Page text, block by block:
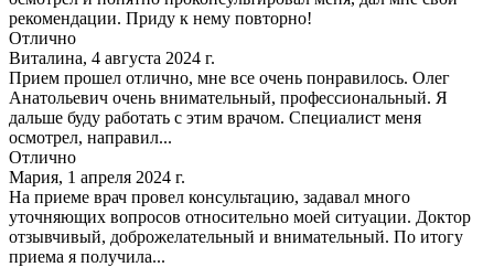
рекомендации. Приду к нему повторно!
Отлично
Виталина, 4 августа 2024 г.
Прием прошел отлично, мне все очень понравилось. Олег
Анатольевич очень внимательный, профессиональный. Я
дальше буду работать с этим врачом. Специалист меня
осмотрел, направил...
Отлично
Мария, 1 апреля 2024 г.
На приеме врач провел консультацию, задавал много
уточняющих вопросов относительно моей ситуации. Доктор
отзывчивый, доброжелательный и внимательный. По итогу
приема я получила...